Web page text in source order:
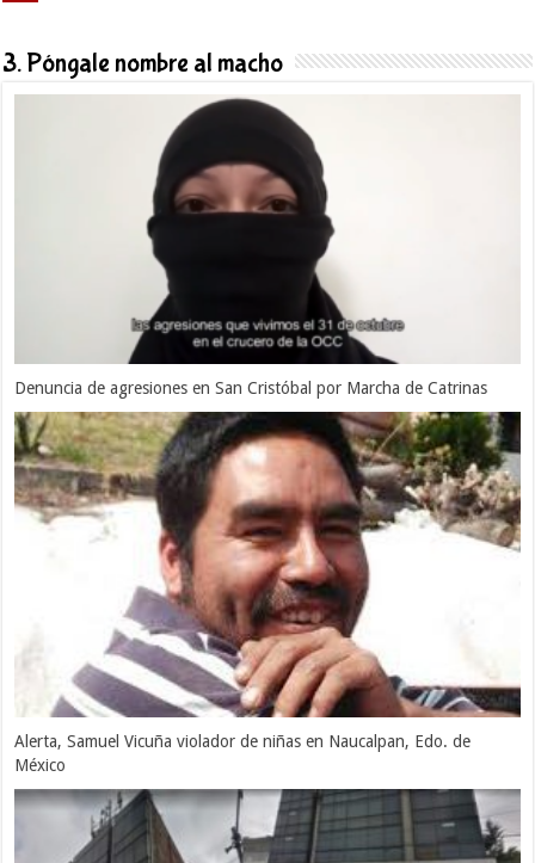
3. Póngale nombre al macho
Denuncia de agresiones en San Cristóbal por Marcha de Catrinas
Alerta, Samuel Vicuña violador de niñas en Naucalpan, Edo. de
México